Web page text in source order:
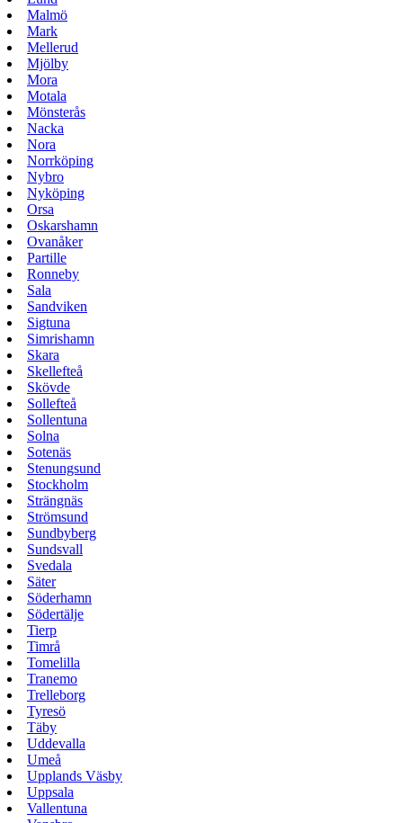
Malmö
Mark
Mellerud
Mjölby
Mora
Motala
Mönsterås
Nacka
Nora
Norrköping
Nybro
Nyköping
Orsa
Oskarshamn
Ovanåker
Partille
Ronneby
Sala
Sandviken
Sigtuna
Simrishamn
Skara
Skellefteå
Skövde
Sollefteå
Sollentuna
Solna
Sotenäs
Stenungsund
Stockholm
Strängnäs
Strömsund
Sundbyberg
Sundsvall
Svedala
Säter
Söderhamn
Södertälje
Tierp
Timrå
Tomelilla
Tranemo
Trelleborg
Tyresö
Täby
Uddevalla
Umeå
Upplands Väsby
Uppsala
Vallentuna